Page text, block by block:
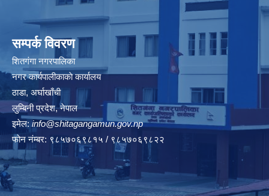
सम्पर्क विवरण
शितगंगा नगरपालिका
नगर कार्यपालीकाकाे कार्यालय
ठाडा, अर्घाखाँची
लुम्बिनी प्रदेश, नेपाल
इमेल: info@shitagangamun.gov.np
फोन नंम्बर: ९८५७०६९८१५ / ९८५७०६९८२२